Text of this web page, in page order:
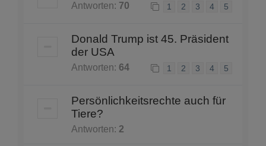
Antworten: 70 1 2 3 4 5
Donald Trump ist 45. Präsident
der USA
Antworten: 64 1 2 3 4 5
Persönlichkeitsrechte auch für
Tiere?
Antworten: 2